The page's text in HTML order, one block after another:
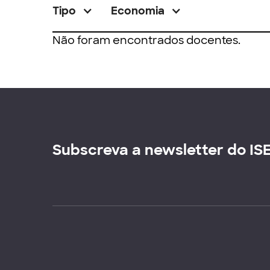
Tipo Economia
Não foram encontrados docentes.
Subscreva a newsletter do